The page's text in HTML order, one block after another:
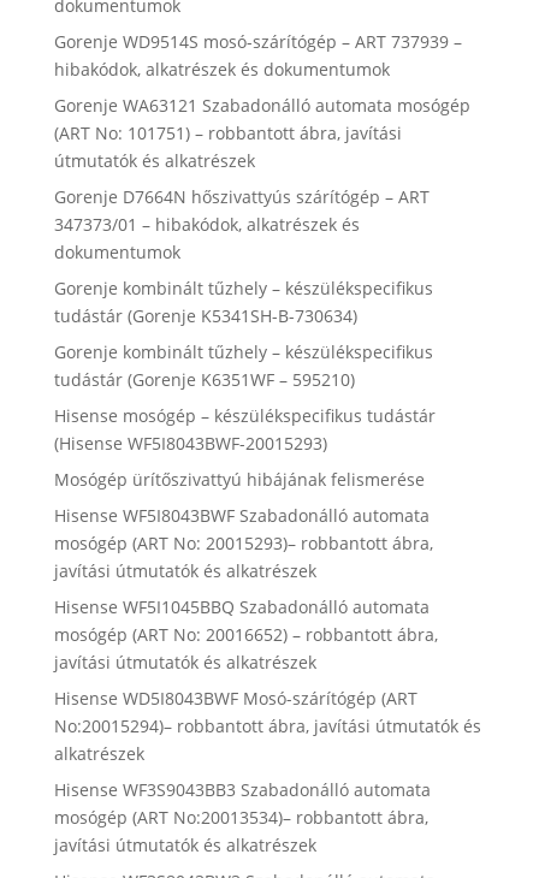
dokumentumok
Gorenje WD9514S mosó-szárítógép – ART 737939 –
hibakódok, alkatrészek és dokumentumok
Gorenje WA63121 Szabadonálló automata mosógép
(ART No: 101751) – robbantott ábra, javítási
útmutatók és alkatrészek
Gorenje D7664N hőszivattyús szárítógép – ART
347373/01 – hibakódok, alkatrészek és
dokumentumok
Gorenje kombinált tűzhely – készülékspecifikus
tudástár (Gorenje K5341SH-B-730634)
Gorenje kombinált tűzhely – készülékspecifikus
tudástár (Gorenje K6351WF – 595210)
Hisense mosógép – készülékspecifikus tudástár
(Hisense WF5I8043BWF-20015293)
Mosógép ürítőszivattyú hibájának felismerése
Hisense WF5I8043BWF Szabadonálló automata
mosógép (ART No: 20015293)– robbantott ábra,
javítási útmutatók és alkatrészek
Hisense WF5I1045BBQ Szabadonálló automata
mosógép (ART No: 20016652) – robbantott ábra,
javítási útmutatók és alkatrészek
Hisense WD5I8043BWF Mosó-szárítógép (ART
No:20015294)– robbantott ábra, javítási útmutatók és
alkatrészek
Hisense WF3S9043BB3 Szabadonálló automata
mosógép (ART No:20013534)– robbantott ábra,
javítási útmutatók és alkatrészek